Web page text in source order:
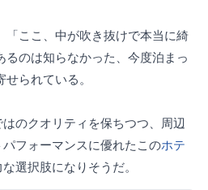
「ここ、中が吹き抜けで本当に綺
のは知らなかった、今度泊まっ
られている。
はのクオリティを保ちつつ、周辺
フォーマンスに優れたこのホテ
選択肢になりそうだ。